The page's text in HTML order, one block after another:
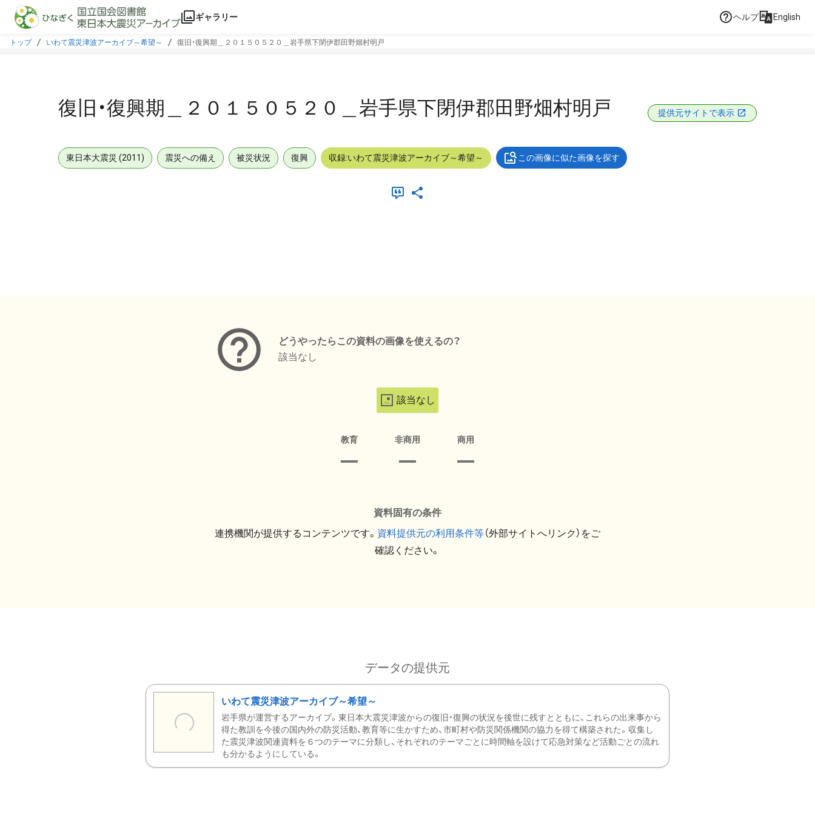
本文に飛ぶ
ギャラリー ヘルプ English
トップ いわて震災津波アーカイブ～希望～ 復旧・復興期＿２０１５０５２０＿岩手県下閉伊郡田野畑村明戸
復旧・復興期＿２０１５０５２０＿岩手県下閉伊郡田野畑村明戸 提供元サイトで表示
東日本大震災 (2011) 震災への備え 被災状況 復興 収録:いわて震災津波アーカイブ～希望～ この画像に似た画像を探す
どうやったらこの資料の画像を使えるの？
該当なし
該当なし
教育 非商用 商用
資料固有の条件
連携機関が提供するコンテンツです。 資料提供元の利用条件等（外部サイトへリンク）をご
確認ください。
データの提供元
いわて震災津波アーカイブ～希望～
岩手県が運営するアーカイブ。東日本大震災津波からの復旧・復興の状況を後世に残すとともに、これらの出来事から
得た教訓を今後の国内外の防災活動、教育等に生かすため、市町村や防災関係機関の協力を得て構築された。収集し
た震災津波関連資料を６つのテーマに分類し、それぞれのテーマごとに時間軸を設けて応急対策など活動ごとの流れ
も分かるようにしている。